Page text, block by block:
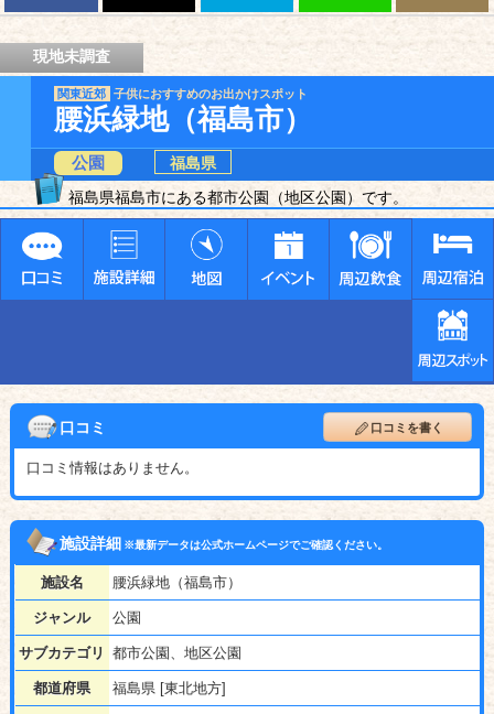
現地未調査
関東近郊 子供におすすめのお出かけスポット
腰浜緑地（福島市）
公園
福島県
福島県福島市にある都市公園（地区公園）です。
口コミ 口コミを書く
口コミ情報はありません。
施設詳細※最新データは公式ホームページでご確認ください。
施設名 腰浜緑地（福島市）
ジャンル 公園
サブカテゴリ 都市公園、地区公園
都道府県 福島県 [東北地方]